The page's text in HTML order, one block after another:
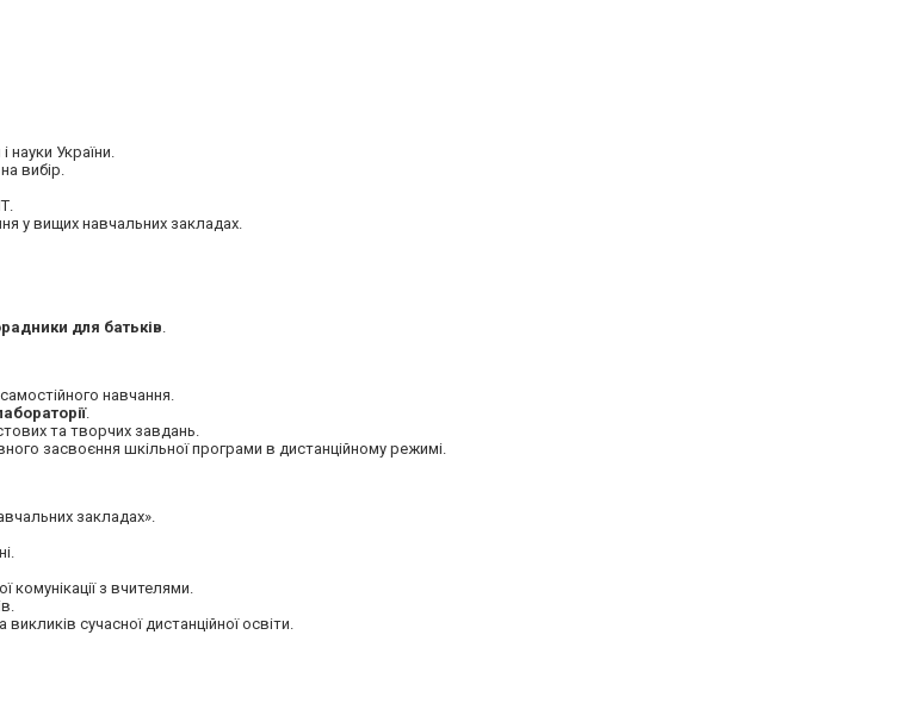
науки України.
вибір.
у вищих навчальних закладах.
для батьків
навчання.
.
та творчих завдань.
засвоєння шкільної програми в дистанційному режимі.
закладах».
комунікації з вчителями.
сучасної дистанційної освіти.